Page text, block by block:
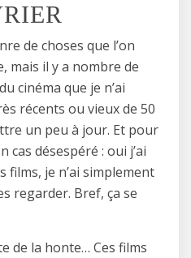
de choses que l’on
mais il y a nombre de
cinéma que je n’ai
récents ou vieux de 50
un peu à jour. Et pour
cas désespéré : oui j’ai
films, je n’ai simplement
regarder. Bref, ça se
de la honte… Ces films